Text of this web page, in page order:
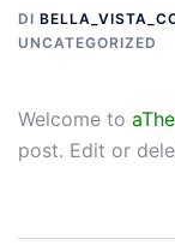
DI
UNCATEGORIZED
Welcome to
post. Edit or